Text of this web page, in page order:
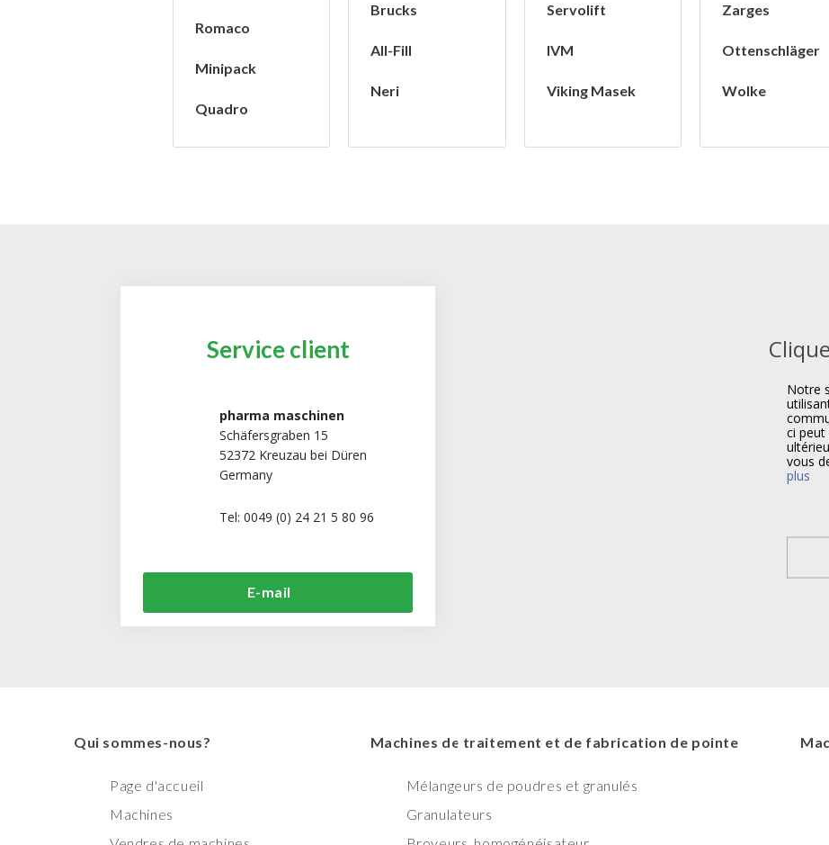
Romaco
Minipack
Quadro
Brucks
All-Fill
Neri
Servolift
IVM
Viking Masek
Zarges
Ottenschläger
Wolke
Service client
pharma maschinen
Schäfersgraben 15
52372 Kreuzau bei Düren
Germany
Tel: 0049 (0) 24 21 5 80 96
E-mail
Notre
ci peut
vous
plus
Qui sommes-nous?
Page d'accueil
Machines
Machines de traitement et de fabrication de pointe
Mélangeurs de poudres et granulés
Granulateurs